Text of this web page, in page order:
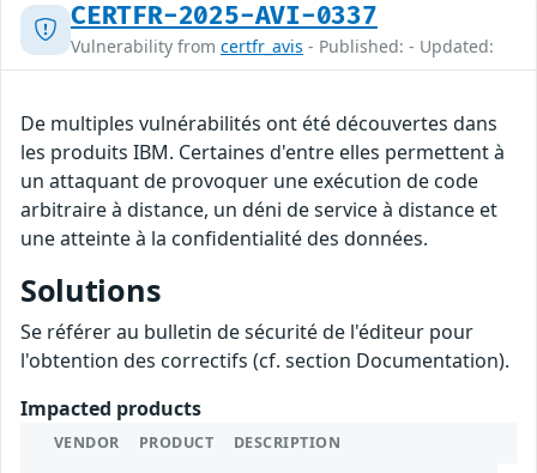
CERTFR-2025-AVI-0337
Vulnerability from certfr_avis - Published: - Updated:
De multiples vulnérabilités ont été découvertes dans
les produits IBM. Certaines d'entre elles permettent à
un attaquant de provoquer une exécution de code
arbitraire à distance, un déni de service à distance et
une atteinte à la confidentialité des données.
Solutions
Se référer au bulletin de sécurité de l'éditeur pour
l'obtention des correctifs (cf. section Documentation).
Impacted products
VENDOR PRODUCT DESCRIPTION